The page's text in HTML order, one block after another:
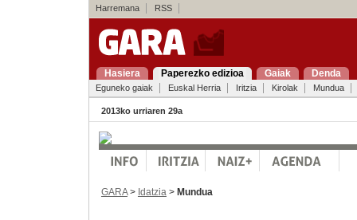
Harremana RSS
Hasiera Paperezko edizioa Gaiak Denda
Eguneko gaiak Euskal Herria Iritzia Kirolak Mundua
2013ko urriaren 29a
GARA> Idatzia > Mundua